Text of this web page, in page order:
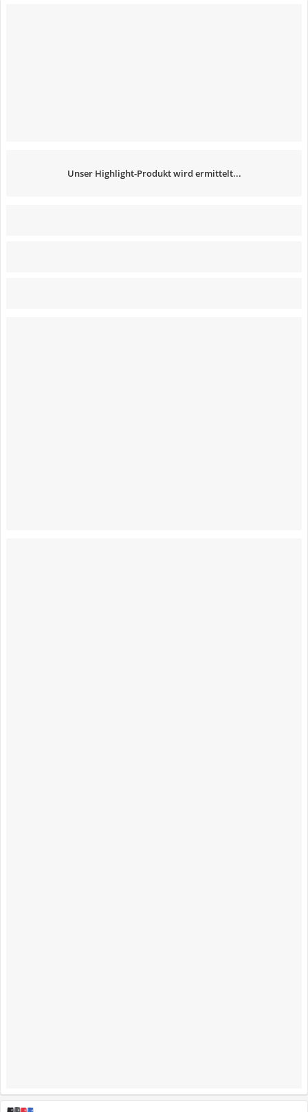
Unser Highlight-Produkt wird ermittelt...